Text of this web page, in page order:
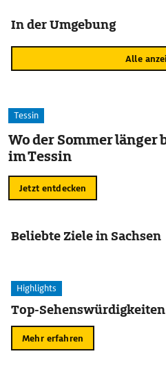
In der Umgebung
Alle
Tessin
Wo der Sommer
im Tessin
Jetzt entdecken
Beliebte Ziele in Sachsen
Highlights
Top-
Mehr erfahren